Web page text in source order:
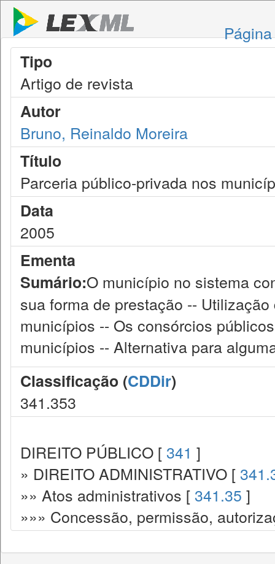
Tipo
Artigo de revista
Autor
Bruno, Reinaldo Moreira
Título
Parceria público-privada nos
Data
2005
Ementa
Sumário:O município no sistema
sua forma de prestação --
municípios -- Os consórcios
municípios -- Alternativa para
Classificação (CDDir)
341.353
DIREITO PÚBLICO [ 341 ]
» DIREITO ADMINISTRATIVO [
»» Atos administrativos [ 341.35 ]
»»» Concessão, permissão,